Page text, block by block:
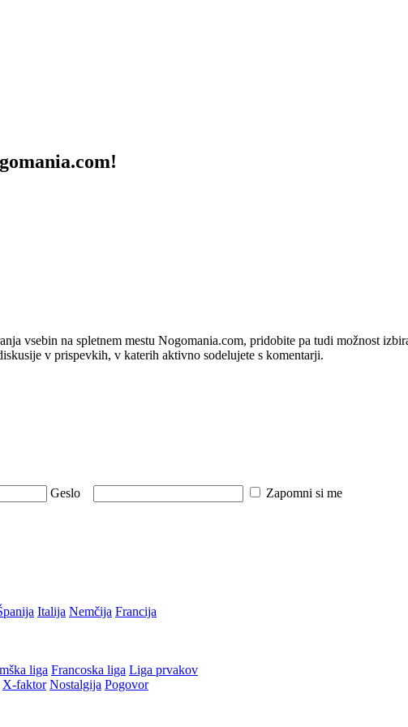
vsebin na spletnem mestu Nogomania.com, pridobite pa tudi možnost
v prispevkih, v katerih aktivno sodelujete s komentarji.
Geslo Zapomni si me
Italija Nemčija Francija
liga Francoska liga Liga prvakov
X-faktor Nostalgija Pogovor